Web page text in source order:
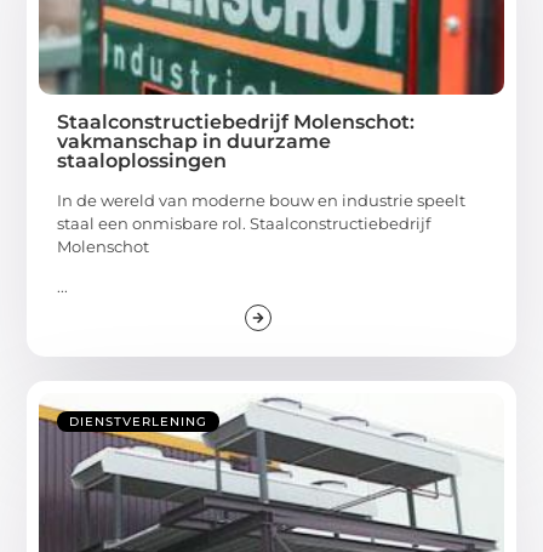
Staalconstructiebedrijf Molenschot:
vakmanschap in duurzame
staaloplossingen
In de wereld van moderne bouw en industrie speelt
staal een onmisbare rol. Staalconstructiebedrijf
Molenschot
...
DIENSTVERLENING